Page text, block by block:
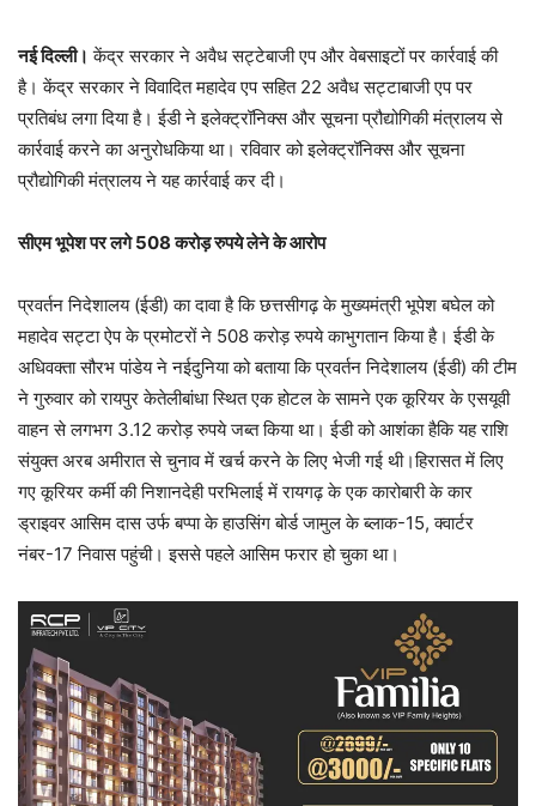
नईदिल्ली। केंद्र सरकार ने अवैध सट्टेबाजी एप और वेबसाइटों पर कार्रवाई की
है। केंद्र सरकार ने विवादित महादेव एप सहित22 अवैध सट्टाबाजी एप पर
प्रतिबंध लगा दिया है। ईडी ने इलेक्ट्रॉनिक्स और सूचना प्रौद्योगिकी मंत्रालय से
कार्रवाई करने का अनुरोधकिया था। रविवार को इलेक्ट्रॉनिक्स और सूचना
प्रौद्योगिकी मंत्रालय ने यह कार्रवाई कर दी।
सीएमभूपेशपरलगे508करोड़रुपयेलेनेकेआरोप
प्रवर्तन निदेशालय(ईडी)का दावा है कि छत्तसीगढ़ के मुख्यमंत्री भूपेश बघेल को
महादेव सट्टा ऐप के प्रमोटरों ने 508करोड़ रुपये काभुगतान किया है। ईडी के
अधिवक्ता सौरभ पांडेय ने नईदुनिया को बताया कि प्रवर्तन निदेशालय(ईडी)की टीम
ने गुरुवार को रायपुर केतेलीबांधा स्थित एक होटल के सामने एक कूरियर के एसयूवी
वाहन से लगभग 3.12करोड़ रुपये जब्त किया था। ईडी को आशंका हैकि यह राशि
संयुक्त अरब अमीरात से चुनाव में खर्च करने के लिए भेजी गई थी।हिरासत में लिए
गए कूरियर कर्मी की निशानदेही परभिलाई में रायगढ़ के एक कारोबारी के कार
ड्राइवर आसिम दास उर्फ बप्पा के हाउसिंग बोर्ड जामुल के ब्लाक-15,क्वार्टर
नंबर-17निवास पहुंची। इससे पहले आसिम फरार हो चुका था।